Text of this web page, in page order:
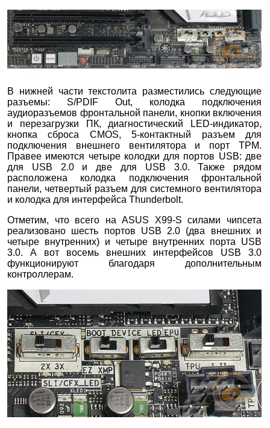
В нижней части текстолита разместились следующие
разъемы: S/PDIF Out, колодка подключения
аудиоразъемов фронтальной панели, кнопки включения
и перезагрузки ПК, диагностический LED-индикатор,
кнопка сброса CMOS, 5-контактный разъем для
подключения внешнего вентилятора и порт TPM.
Правее имеются четыре колодки для портов USB: две
для USB 2.0 и две для USB 3.0. Также рядом
расположена колодка подключения фронтальной
панели, четвертый разъем для системного вентилятора
и колодка для интерфейса Thunderbolt.
Отметим, что всего на ASUS X99-S силами чипсета
реализовано шесть портов USB 2.0 (два внешних и
четыре внутренних) и четыре внутренних порта USB
3.0. А вот восемь внешних интерфейсов USB 3.0
функционируют благодаря дополнительным
контроллерам.